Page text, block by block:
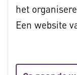
het
Een website